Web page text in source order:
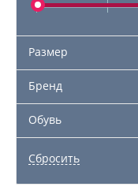
Размер
Бренд
Обувь